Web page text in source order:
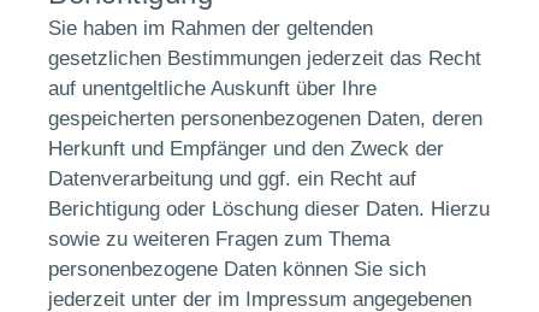
Sie haben im Rahmen der geltenden
gesetzlichen Bestimmungen jederzeit das Recht
auf unentgeltliche Auskunft über Ihre
gespeicherten personenbezogenen Daten, deren
Herkunft und Empfänger und den Zweck der
Datenverarbeitung und ggf. ein Recht auf
Berichtigung oder Löschung dieser Daten. Hierzu
sowie zu weiteren Fragen zum Thema
personenbezogene Daten können Sie sich
jederzeit unter der im Impressum angegebenen